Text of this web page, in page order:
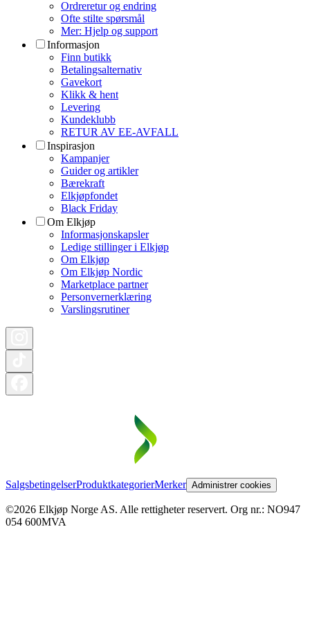
Ordreretur og endring
Ofte stilte spørsmål
Mer: Hjelp og support
Informasjon
Finn butikk
Betalingsalternativ
Gavekort
Klikk & hent
Levering
Kundeklubb
RETUR AV EE-AVFALL
Inspirasjon
Kampanjer
Guider og artikler
Bærekraft
Elkjøpfondet
Black Friday
Om Elkjøp
Informasjonskapsler
Ledige stillinger i Elkjøp
Om Elkjøp
Om Elkjøp Nordic
Marketplace partner
Personvernerklæring
Varslingsrutiner
SalgsbetingelserProduktkategorierMerker Administrer cookies
©2026 Elkjøp Norge AS. Alle rettigheter reservert. Org nr.: NO947
054 600MVA